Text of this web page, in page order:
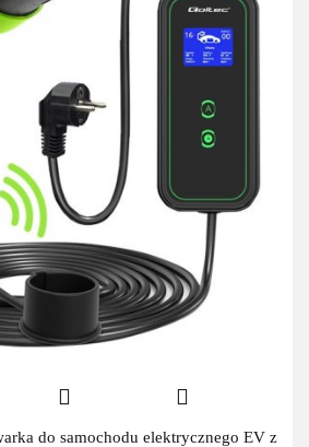
do samochodu elektrycznego EV z